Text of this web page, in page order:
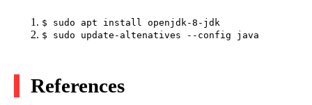
$ sudo apt install openjdk-8-jdk
$ sudo update-altenatives --config java
References